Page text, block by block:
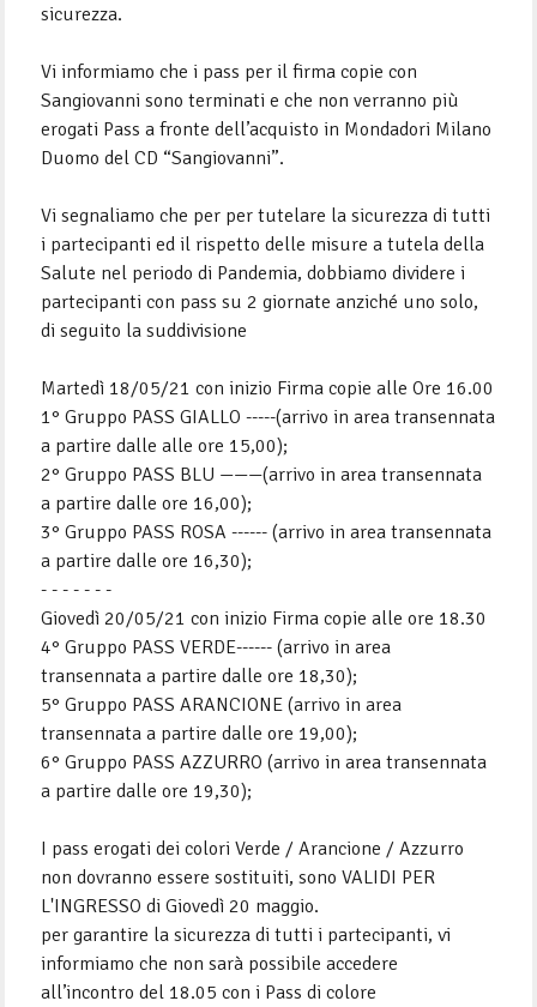
sicurezza.
Vi informiamo che i pass per il firma copie con
Sangiovanni sono terminati e che non verranno più
erogati Pass a fronte dell’acquisto in Mondadori Milano
Duomo del CD “Sangiovanni”.
Vi segnaliamo che per per tutelare la sicurezza di tutti
i partecipanti ed il rispetto delle misure a tutela della
Salute nel periodo di Pandemia, dobbiamo dividere i
partecipanti con pass su 2 giornate anziché uno solo,
di seguito la suddivisione
Martedì 18/05/21 con inizio Firma copie alle Ore 16.00
1° Gruppo PASS GIALLO -----(arrivo in area transennata
a partire dalle alle ore 15,00);
2° Gruppo PASS BLU ———(arrivo in area transennata
a partire dalle ore 16,00);
3° Gruppo PASS ROSA ------ (arrivo in area transennata
a partire dalle ore 16,30);
- - - - - - -
Giovedì 20/05/21 con inizio Firma copie alle ore 18.30
4° Gruppo PASS VERDE------ (arrivo in area
transennata a partire dalle ore 18,30);
5° Gruppo PASS ARANCIONE (arrivo in area
transennata a partire dalle ore 19,00);
6° Gruppo PASS AZZURRO (arrivo in area transennata
a partire dalle ore 19,30);
I pass erogati dei colori Verde / Arancione / Azzurro
non dovranno essere sostituiti, sono VALIDI PER
L'INGRESSO di Giovedì 20 maggio.
per garantire la sicurezza di tutti i partecipanti, vi
informiamo che non sarà possibile accedere
all’incontro del 18.05 con i Pass di colore